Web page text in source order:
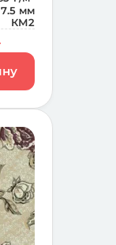
7.5 мм
КМ2